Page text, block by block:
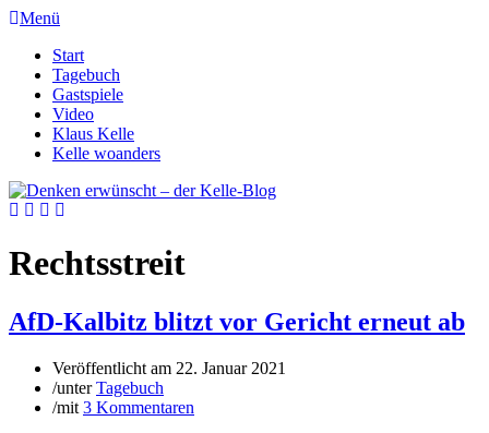
Menü
Start
Tagebuch
Gastspiele
Video
Klaus Kelle
Kelle woanders
Rechtsstreit
AfD-Kalbitz blitzt vor Gericht erneut ab
Veröffentlicht am 22. Januar 2021
/unterTagebuch
/mit 3 Kommentaren